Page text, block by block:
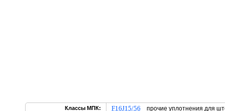
Классы МПК: F16J15/56 прочие уплотнения для